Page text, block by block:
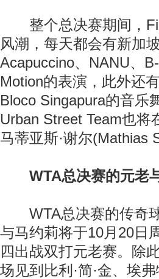
整个总决赛期间，
风潮，每天都会有新加
Acapuccino、NANU、
Motion的表演，此外还
Bloco Singapura的音乐
Urban Street Team也
马蒂亚斯·谢尔(Mathias
WTA总决赛的元老
WTA总决赛的传奇球
与马约莉将于10月20日
四出战双打元老赛。除
场见到比利·简·金、埃